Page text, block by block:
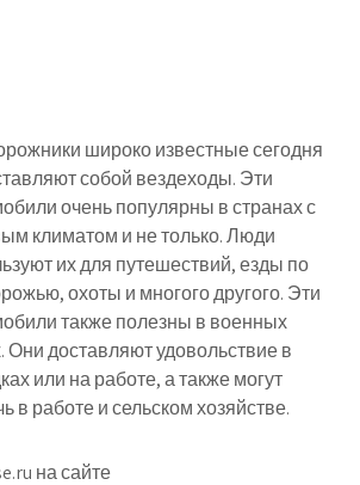
широко известные сегодня
собой вездеходы. Эти
очень популярны в странах с
климатом и не только. Люди
их для путешествий, езды по
охоты и многого другого. Эти
также полезны в военных
Они доставляют удовольствие в
или на работе, а также могут
в работе и сельском хозяйстве.
на сайте